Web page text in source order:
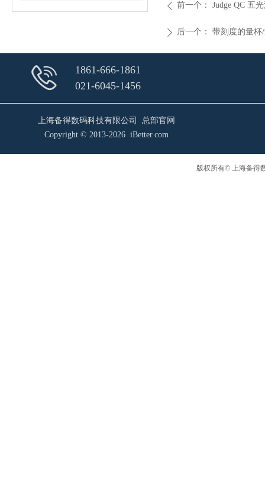
D50/CWF/U30/A/UV N7背景色
ꄴ 前一个： Judge QC 五
ꄲ 后一个： 带刻度的量杯
上海备得数码科技有限公司 总部官网
Copyright © 2013-2026 iBetter.com
1861-666-1861
021-6045-1456
版权所有© 上海备得